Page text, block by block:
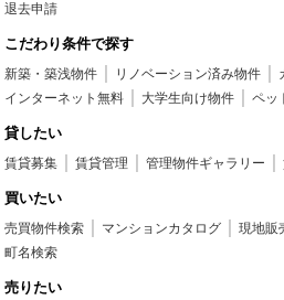
退去申請
こだわり条件で探す
新築・築浅物件 リノベーション済み物件
インターネット無料
大学生向け物件 ペッ
貸したい
賃貸募集 賃貸管理 管理物件ギャラリー
買いたい
売買物件検索 マンションカタログ 現地販
町名検索
売りたい